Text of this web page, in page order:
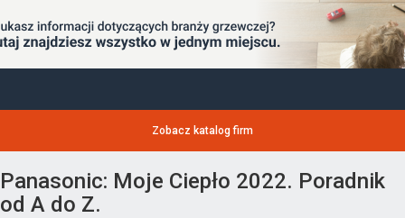
Zobacz katalog firm
Panasonic: Moje Ciepło 2022. Poradnik
od A do Z.